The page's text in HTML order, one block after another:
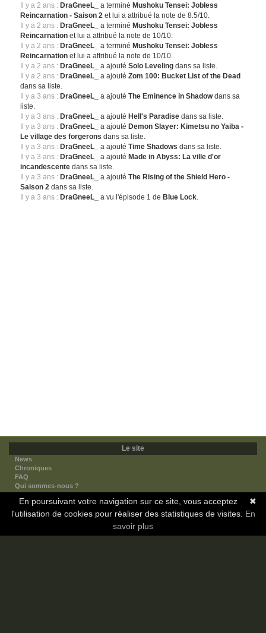
Il y a 2 ans : DraGneeL_ a terminé Mushoku Tensei: Jobless
Reincarnation - Saison 2 et lui a attribué la note de 8.5/10.
Il y a 2 ans : DraGneeL_ a terminé Mushoku Tensei: Jobless
Reincarnation et lui a attribué la note de 10/10.
Il y a 2 ans : DraGneeL_ a terminé Mushoku Tensei: Jobless
Reincarnation et lui a attribué la note de 10/10.
Il y a 2 ans : DraGneeL_ a ajoutéSolo Leveling dans sa liste.
Il y a 2 ans : DraGneeL_ a ajoutéZom 100: Bucket List of the Dead
dans sa liste.
Il y a 3 ans : DraGneeL_ a ajoutéThe Eminence in Shadowdans sa
liste.
Il y a 3 ans : DraGneeL_ a ajouté Hell's Paradise dans sa liste.
Il y a 3 ans : DraGneeL_ a ajouté Demon Slayer: Kimetsu no Yaiba -
Le village des forgerons dans sa liste.
Il y a 3 ans : DraGneeL_ a ajoutéTime Shadows dans sa liste.
Il y a 3 ans : DraGneeL_ a ajouté Made in Abyss: La ville d'or
incandescente dans sa liste.
Il y a 3 ans : DraGneeL_ a ajoutéThe Rising of the Shield Hero -
Saison 2 dans sa liste.
Il y a 3 ans : DraGneeL_ a vu l'épisode 1 de Blue Lock.
Le site
News
Chroniques
FAQ
Qui sommes-nous ?
Nos partenaires
Faites-nous connaitre
Nous contacter
✖
En poursuivant votre navigation sur ce site, vous acceptez
l'utilisation de cookies pour réaliser des statistiques de visites. En
savoir plus